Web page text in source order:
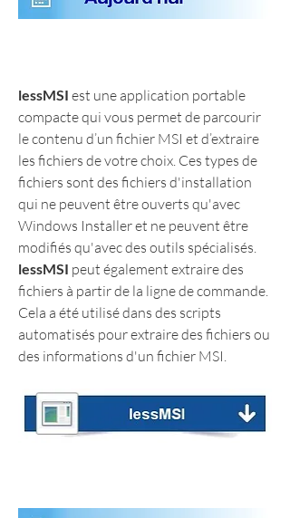
lessMSI est une application portable
compacte qui vous permet de parcourir
le contenu d’un fichier MSI et d’extraire
les fichiers de votre choix. Ces types de
fichiers sont des fichiers d'installation
qui ne peuvent être ouverts qu'avec
Windows Installer et ne peuvent être
lessMSI peut également extraire des
fichiers à partir de la ligne de commande.
Cela a été utilisé dans des scripts
automatisés pour extraire des fichiers ou
des informations d'un fichier MSI.